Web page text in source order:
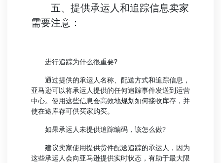
五、提供承运人和追踪信息卖家
需要注意：
进行追踪为什么很重要?
通过提供的承运人名称、配送方式和追踪信息，
亚马逊可以将承运人提供的任何追踪事件发送到运营
中心。使用这些信息会高效地规划如何接收库存，并
使在途库存可供买家购买。
如果承运人未提供追踪编码，该怎么做?
建议卖家使用提供货件配送追踪的承运人，因为
这些承运人会向亚马逊提供实时状态，有助于最大限